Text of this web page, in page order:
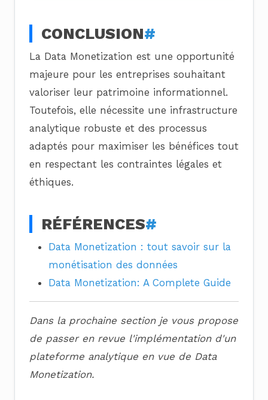
CONCLUSION#
La Data Monetization est une opportunité
majeure pour les entreprises souhaitant
valoriser leur patrimoine informationnel.
Toutefois, elle nécessite une infrastructure
analytique robuste et des processus
adaptés pour maximiser les bénéfices tout
en respectant les contraintes légales et
éthiques.
RÉFÉRENCES#
Data Monetization : tout savoir sur la
monétisation des données
Data Monetization: A Complete Guide
Dans la prochaine section je vous propose
de passer en revue l'implémentation d'un
plateforme analytique en vue de Data
Monetization.